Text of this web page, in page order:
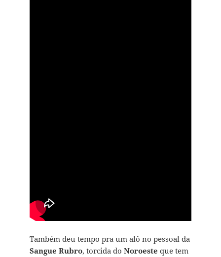
Também deu tempo pra um alô no pessoal da
Sangue Rubro, torcida do Noroeste que tem